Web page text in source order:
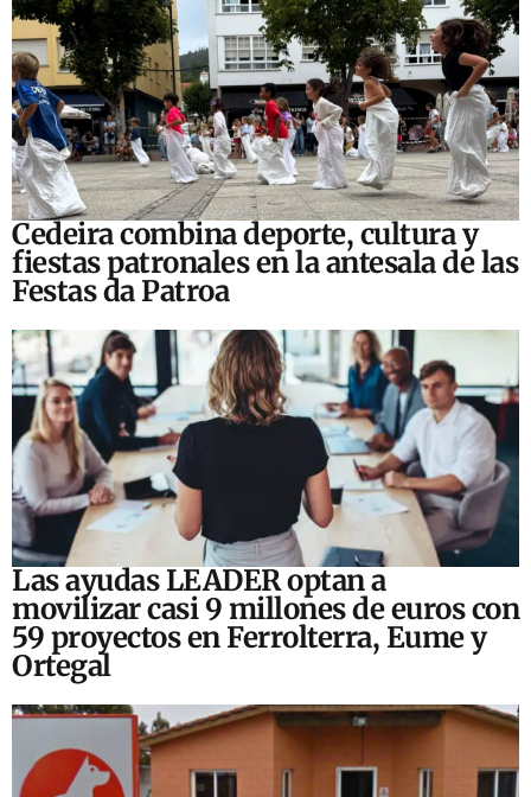
Cedeira combina deporte, cultura y
fiestas patronales en la antesala de las
Festas da Patroa
Las ayudas LEADER optan a
movilizar casi 9 millones de euros con
59 proyectos en Ferrolterra, Eume y
Ortegal